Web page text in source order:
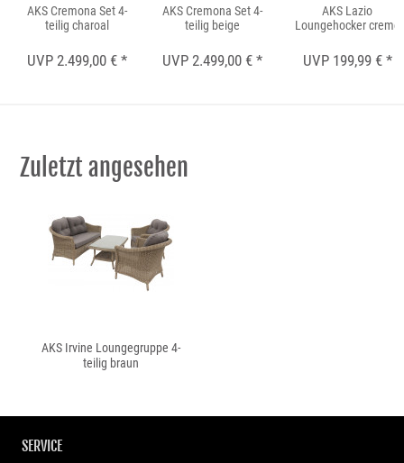
AKS Cremona Set 4-
teilig charoal
UVP 2.499,00 € *
AKS Cremona Set 4-
teilig beige
UVP 2.499,00 € *
AKS Lazio
Loungehocker creme
UVP 199,99 € *
Zuletzt angesehen
AKS Irvine Loungegruppe 4-
teilig braun
SERVICE